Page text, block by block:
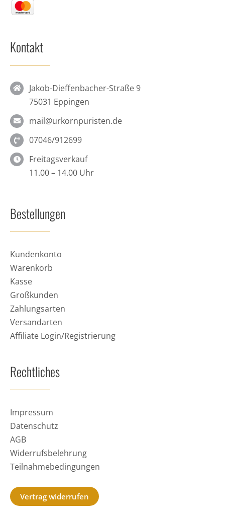
Kontakt
Jakob-Dieffenbacher-Straße 9
75031 Eppingen
mail@urkornpuristen.de
07046/912699
Freitagsverkauf
11.00 – 14.00 Uhr
Bestellungen
Kundenkonto
Warenkorb
Kasse
Großkunden
Zahlungsarten
Versandarten
Affiliate Login/Registrierung
Rechtliches
Impressum
Datenschutz
AGB
Widerrufsbelehrung
Teilnahmebedingungen
Vertrag widerrufen